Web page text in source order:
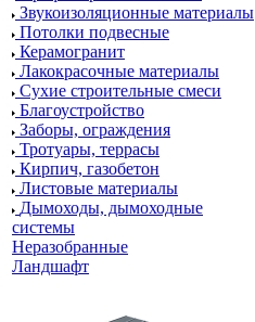
Звукоизоляционные материалы
Потолки подвесные
Керамогранит
Лакокрасочные материалы
Сухие строительные смеси
Благоустройство
Заборы, ограждения
Тротуары, террасы
Кирпич, газобетон
Листовые материалы
Дымоходы, дымоходные
системы
Неразобранные
Ландшафт